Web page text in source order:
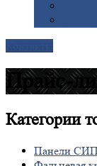
Прайс-
Категории
Панели